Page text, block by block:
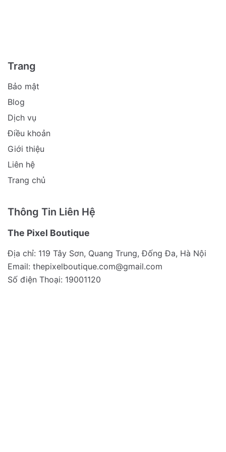
Trang
Bảo mật
Blog
Dịch vụ
Điều khoản
Giới thiệu
Liên hệ
Trang chủ
Thông Tin Liên Hệ
The Pixel Boutique
Địa chỉ: 119 Tây Sơn, Quang Trung, Đống Đa, Hà Nội
Email: thepixelboutique.com@gmail.com
Số điện Thoại: 19001120